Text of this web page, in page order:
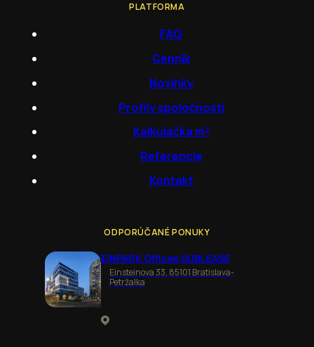
PLATFORMA
FAQ
Cenník
Novinky
Profily spoločností
Kalkulačka m²
Referencie
Kontakt
ODPORÚČANÉ PONUKY
EINPARK Offices SUBLEASE
Einsteinova 33, 85101 Bratislava-
Petržalka